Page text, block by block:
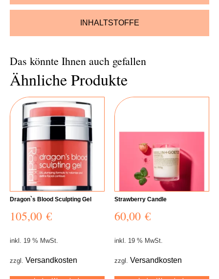
INHALTSTOFFE
Das könnte Ihnen auch gefallen
Ähnliche Produkte
Dragon`s Blood Sculpting Gel
105,00 €
inkl. 19 % MwSt.
zzgl. Versandkosten
Strawberry Candle
60,00 €
inkl. 19 % MwSt.
zzgl. Versandkosten